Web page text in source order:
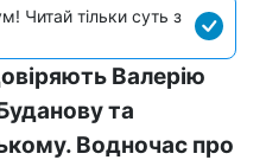
Читай тільки суть з
Валерію
та
Водночас про